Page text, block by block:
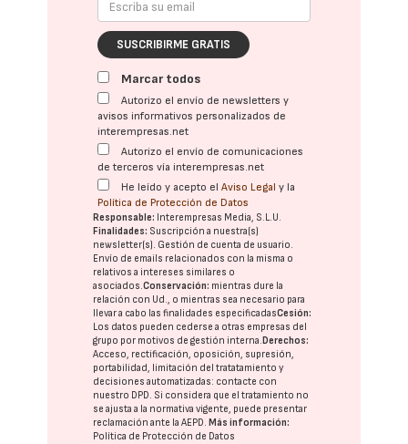
SUSCRIBIRME GRATIS
Marcar todos
Autorizo el envío de newsletters y
avisos informativos personalizados de
interempresas.net
Autorizo el envío de comunicaciones
de terceros vía interempresas.net
He leído y acepto elAviso Legal y la
Política de Protección de Datos
Responsable: Interempresas Media, S.L.U.
Finalidades: Suscripción a nuestra(s)
newsletter(s). Gestión de cuenta de usuario.
Envío de emails relacionados con la misma o
relativos a intereses similares o
asociados.Conservación: mientras dure la
relación con Ud., o mientras sea necesario para
llevar a cabo las finalidades especificadasCesión:
Los datos pueden cederse a otras empresas del
grupo por motivos de gestión interna. Derechos:
Acceso, rectificación, oposición, supresión,
portabilidad, limitación del tratatamiento y
decisiones automatizadas: contacte con
nuestro DPD. Si considera que el tratamiento no
se ajusta a la normativa vigente, puede presentar
reclamación ante laAEPD. Más información:
Política de Protección de Datos